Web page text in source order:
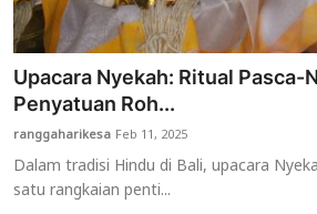
Seni
Kisah
Usadha
Indonesia
Upacara Nyekah: Ritual Pasca-
Penyatuan Roh...
ranggaharikesa Feb 11, 2025
Dalam tradisi Hindu di Bali, upacara
satu rangkaian penti...